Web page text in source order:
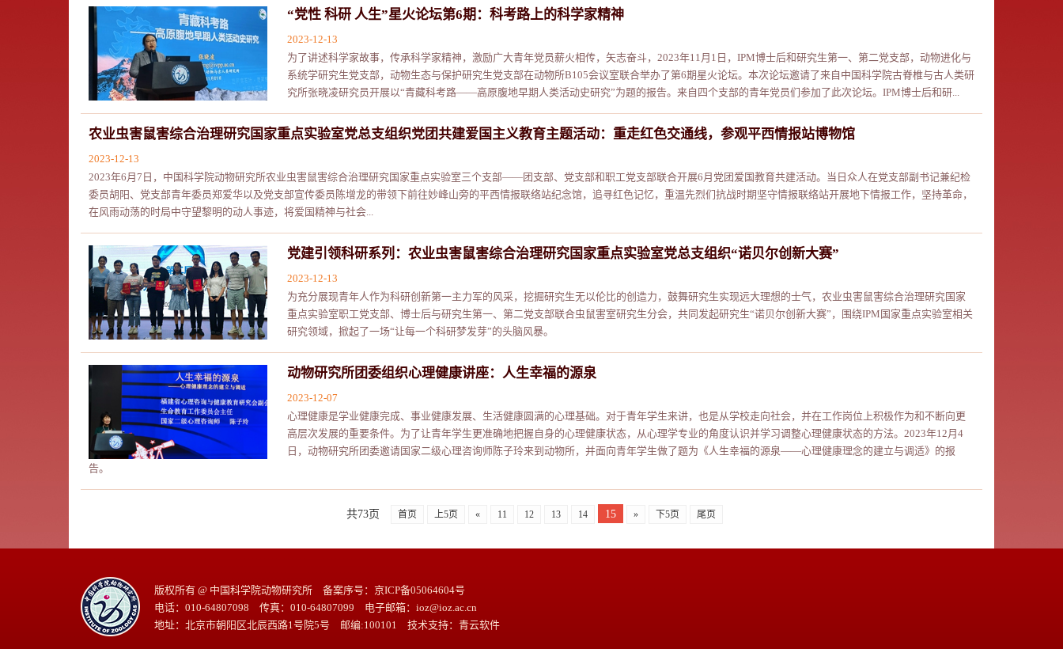
“党性 科研 人生”星火论坛第6期：科考路上的科学家精神
2023-12-13
为了讲述科学家故事，传承科学家精神，激励广大青年党员薪火相传，矢志奋斗，2023年11月1日，IPM博士后和研究生第一、第二党支部，动物进化与
系统学研究生党支部，动物生态与保护研究生党支部在动物所B105会议室联合举办了第6期星火论坛。本次论坛邀请了来自中国科学院古脊椎与古人类研
究所张晓凌研究员开展以“青藏科考路——高原腹地早期人类活动史研究”为题的报告。来自四个支部的青年党员们参加了此次论坛。IPM博士后和研...
农业虫害鼠害综合治理研究国家重点实验室党总支组织党团共建爱国主义教育主题活动：重走红色交通线，参观平西情报站博物馆
2023-12-13
2023年6月7日，中国科学院动物研究所农业虫害鼠害综合治理研究国家重点实验室三个支部——团支部、党支部和职工党支部联合开展6月党团爱国教育共建活动。当日众人在党支部副书记兼纪检
委员胡阳、党支部青年委员郑爱华以及党支部宣传委员陈增龙的带领下前往妙峰山旁的平西情报联络站纪念馆，追寻红色记忆，重温先烈们抗战时期坚守情报联络站开展地下情报工作，坚持革命，
在风雨动荡的时局中守望黎明的动人事迹，将爱国精神与社会...
党建引领科研系列：农业虫害鼠害综合治理研究国家重点实验室党总支组织“诺贝尔创新大赛”
2023-12-13
为充分展现青年人作为科研创新第一主力军的风采，挖掘研究生无以伦比的创造力，鼓舞研究生实现远大理想的士气，农业虫害鼠害综合治理研究国家
重点实验室职工党支部、博士后与研究生第一、第二党支部联合虫鼠害室研究生分会，共同发起研究生“诺贝尔创新大赛”，围绕IPM国家重点实验室相关
研究领域，掀起了一场“让每一个科研梦发芽”的头脑风暴。
动物研究所团委组织心理健康讲座：人生幸福的源泉
2023-12-07
心理健康是学业健康完成、事业健康发展、生活健康圆满的心理基础。对于青年学生来讲，也是从学校走向社会，并在工作岗位上积极作为和不断向更
高层次发展的重要条件。为了让青年学生更准确地把握自身的心理健康状态，从心理学专业的角度认识并学习调整心理健康状态的方法。2023年12月4
日，动物研究所团委邀请国家二级心理咨询师陈子玲来到动物所，并面向青年学生做了题为《人生幸福的源泉——心理健康理念的建立与调适》的报
告。
共73页 首页 上5页 « 11 12 13 14 15 » 下5页 尾页
版权所有 @ 中国科学院动物研究所 备案序号：京ICP备05064604号
电话：010-64807098 传真：010-64807099 电子邮箱：ioz@ioz.ac.cn
地址：北京市朝阳区北辰西路1号院5号 邮编:100101 技术支持： 青云软件